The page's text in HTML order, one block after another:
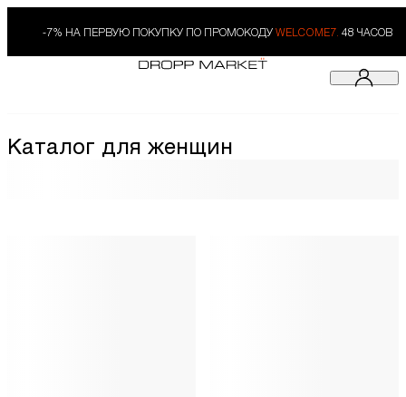
-7% НА ПЕРВУЮ ПОКУПКУ ПО ПРОМОКОДУ WELCOME7. 48 ЧАСОВ
Каталог для женщин